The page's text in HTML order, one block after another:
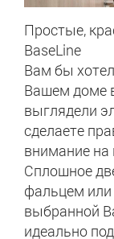
Простые,
BaseLine
Вам бы
Вашем доме
выглядели
сделаете
внимание на
Сплошное
фальцем
выбранной
идеально